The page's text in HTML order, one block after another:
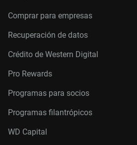
Comprar para empresas
Recuperación de datos
Crédito de Western Digital
Pro Rewards
Programas para socios
Programas filantrópicos
WD Capital